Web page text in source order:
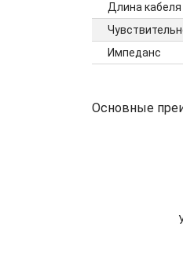
Длина
Импеданс
Основные